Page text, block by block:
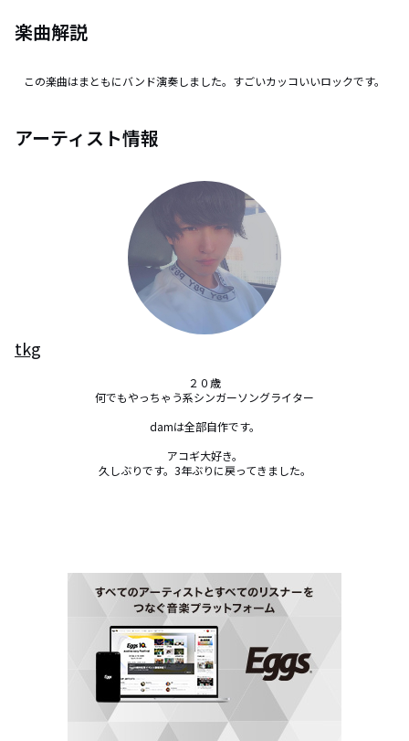
楽曲解説
この楽曲はまともにバンド演奏しました。すごいカッコいいロックです。
アーティスト情報
tkg
２０歳
何でもやっちゃう系シンガーソングライター
damは全部自作です。
アコギ大好き。
久しぶりです。3年ぶりに戻ってきました。